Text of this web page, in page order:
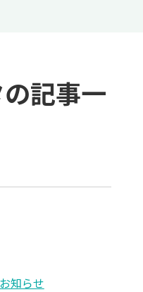
の記事一
知らせ